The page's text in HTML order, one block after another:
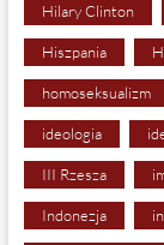
Hilary Clinton
Hiszpania
homoseksualizm
ideologia
III Rzesza
Indonezja